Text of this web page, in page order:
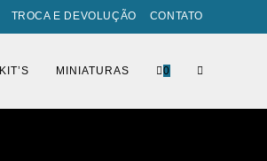
TROCA E DEVOLUÇÃO CONTATO
KIT’S MINIATURAS 0 ALTERNAR